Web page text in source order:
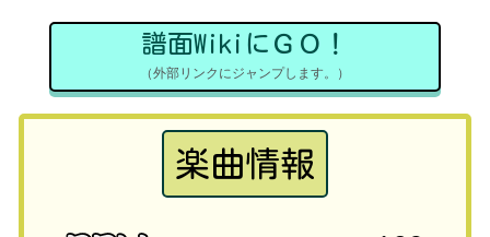
譜面WikiにＧＯ！
（外部リンクにジャンプします。）
楽曲情報